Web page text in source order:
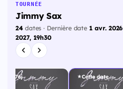
TOURNÉE
Jimmy Sax
24dates · Dernière date 1 avr. 2026
2027, 19h30
176j Cette date